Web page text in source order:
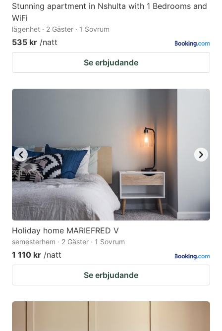
Stunning apartment in Nshulta with 1 Bedrooms and
WiFi
lägenhet · 2 Gäster · 1 Sovrum
535 kr /natt
Se erbjudande
Holiday home MARIEFRED V
semesterhem · 2 Gäster · 1 Sovrum
1 110 kr /natt
Se erbjudande